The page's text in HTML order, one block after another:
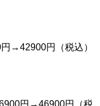
→42900円（税込）
円→46900円（税